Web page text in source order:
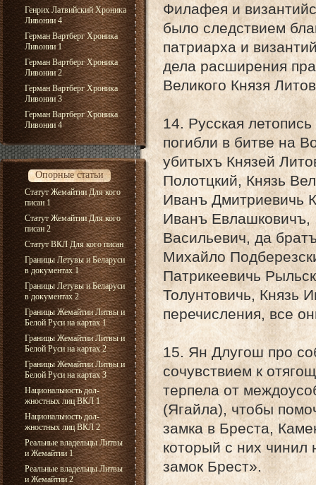
Генрих Латвийский Хроника
Ливонии 4
Герман Вартберг Хроника
Ливонии 1
Герман Вартберг Хроника
Ливонии 2
Герман Вартберг Хроника
Ливонии 3
Герман Вартберг Хроника
Ливонии 4
Опорные статьи
Статут Жемайтии Для кого
писан 1
Статут Жемайтии Для кого
писан 2
Статут ВКЛ Для кого писан
Границы Летувы и Беларуси
в документах 1
Границы Летувы и Беларуси
в документах 2
Границы Жемайтии Литвы и
Белой Руси на картах 1
Границы Жемайтии Литвы и
Белой Руси на картах 2
Границы Жемайтии Литвы и
Белой Руси на картах 3
Национальность дол-
жностных лиц ВКЛ 1
Национальность дол-
жностных лиц ВКЛ 2
Реальные владельцы Литвы
и Жемайтии 1
Реальные владельцы Литвы
и Жемайтии 2
Филафея и
было следствием
патриарха и
дела расширения
Великого Князя
14. Русская
погибли в битве на
убитыхъ Князей
Полотцкий, Князь
Иванъ Дмитриевичь
Иванъ Евлашковичъ,
Васильевич, да
Михайло
Патрикеевичь
Толунтовичь, Князь
перечисления, все
15. Ян Длугош про
сочувствием к
терпела от
(Ягайла), чтобы
замка в Бреста,
который с них чинил
замок Брест».